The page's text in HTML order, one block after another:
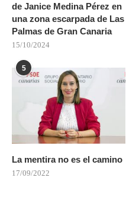
de Janice Medina Pérez en
una zona escarpada de Las
Palmas de Gran Canaria
15/10/2024
5
La mentira no es el camino
17/09/2022